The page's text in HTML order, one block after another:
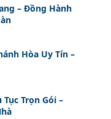
– Đồng Hành
Hòa Uy Tín –
Trọn Gói –